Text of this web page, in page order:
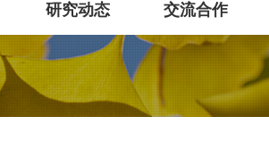
研究动态 交流合作